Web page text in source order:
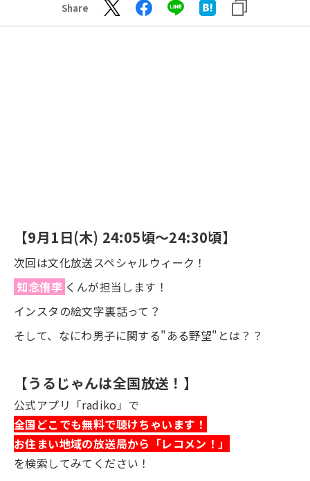
Share
【9月1日(木) 24:05頃～24:30頃】
次回は文化放送スペシャルウィーク！
知念侑李 くんが担当します！
インスタの絵文字裏話って？
そして、なにわ男子に関する"ある野望"とは？？
【うるじゃんは全国放送！】
公式アプリ「radiko」で
全国どこでも無料で聴けちゃいます！
お住まい地域の放送局から「レコメン！」
を検索してみてください！